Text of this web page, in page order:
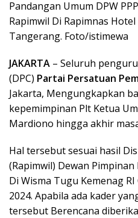
Pandangan Umum DPW
Rapimwil Di Rapimnas
Tangerang. Foto/istimewa
JAKARTA – Seluruh
(DPC) Partai Persatuan
Jakarta, Mengungkapkan
kepemimpinan Plt Ketua
Mardiono hingga akhir
Hal tersebut sesuai hasil
(Rapimwil) Dewan Pimpinan
Di Wisma Tugu Kemenag
2024. Apabila ada kader
tersebut Berencana